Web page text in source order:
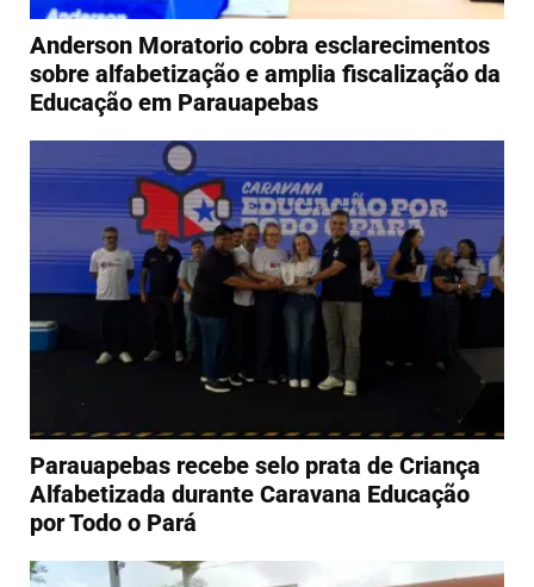
Anderson Moratorio cobra esclarecimentos
sobre alfabetização e amplia fiscalização da
Educação em Parauapebas
Parauapebas recebe selo prata de Criança
Alfabetizada durante Caravana Educação
por Todo o Pará